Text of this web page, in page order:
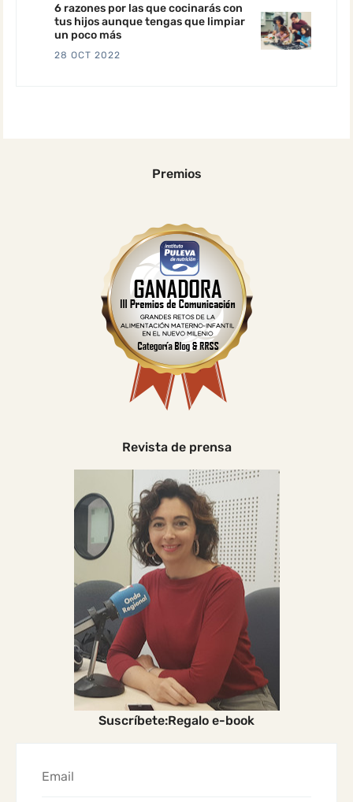
6 razones por las que cocinarás con
tus hijos aunque tengas que limpiar
un poco más
28 OCT 2022
Premios
Revista de prensa
Suscríbete:Regalo e-book